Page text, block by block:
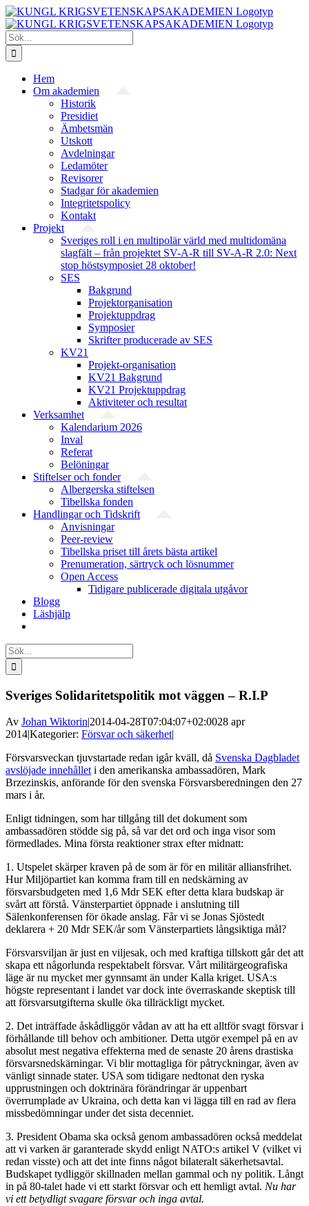
Fortsätt
till
innehållet
Sök
efter:
Hem
Om akademien
Historik
Presidiet
Ämbetsmän
Utskott
Avdelningar
Ledamöter
Revisorer
Stadgar för akademien
Integritetspolicy
Kontakt
Projekt
Sveriges roll i en multipolär värld med multidomäna
slagfält – från projektet SV-A-R till SV-A-R 2.0: Next
stop höstsymposiet 28 oktober!
SES
Bakgrund
Projekt­organisation
Projektuppdrag
Symposier
Skrifter producerade av SES
KV21
Projekt-organisation
KV21 Bakgrund
KV21 Projektuppdrag
Aktiviteter och resultat
Verksamhet
Kalendarium 2026
Inval
Referat
Belöningar
Stiftelser och fonder
Albergerska stiftelsen
Tibellska fonden
Handlingar och Tidskrift
Anvisningar
Peer-review
Tibellska priset till årets bästa artikel
Prenumeration, särtryck och lösnummer
Open Access
Tidigare publicerade digitala utgåvor
Blogg
Läshjälp
Sök
efter:
Sveriges Solidaritetspolitik mot väggen – R.I.P
Av Johan Wiktorin|2014-04-28T07:04:07+02:0028 apr
2014|Kategorier: Försvar och säkerhet|
Försvarsveckan tjuvstartade redan igår kväll, då Svenska Dagbladet
avslöjade innehålleti den amerikanska ambassadören, Mark
Brzezinskis, anförande för den svenska Försvarsberedningen den 27
mars i år.
Enligt tidningen, som har tillgång till det dokument som
ambassadören stödde sig på, så var det ord och inga visor som
förmedlades. Mina första reaktioner strax efter midnatt:
1. Utspelet skärper kraven på de som är för en militär alliansfrihet.
Hur Miljöpartiet kan komma fram till en nedskärning av
försvarsbudgeten med 1,6 Mdr SEK efter detta klara budskap är
svårt att förstå. Vänsterpartiet öppnade i anslutning till
Sälenkonferensen för ökade anslag. Får vi se Jonas Sjöstedt
deklarera + 20 Mdr SEK/år som Vänsterpartiets långsiktiga mål?
Försvarsviljan är just en viljesak, och med kraftiga tillskott går det att
skapa ett någorlunda respektabelt försvar. Vårt militärgeografiska
läge är nu mycket mer gynnsamt än under Kalla kriget. USA:s
högste representant i landet var dock inte överraskande skeptisk till
att försvarsutgifterna skulle öka tillräckligt mycket.
2. Det inträffade åskådliggör vådan av att ha ett alltför svagt försvar i
förhållande till behov och ambitioner. Detta utgör exempel på en av
absolut mest negativa effekterna med de senaste 20 årens drastiska
försvarsnedskärningar. Vi blir mottagliga för påtryckningar, även av
vänligt sinnade stater. USA som tidigare nedtonat den ryska
upprustningen och doktrinära förändringar är uppenbart
överrumplade av Ukraina, och detta kan vi lägga till en rad av flera
missbedömningar under det sista decenniet.
3. President Obama ska också genom ambassadören också meddelat
att vi varken är garanterade skydd enligt NATO:s artikel V (vilket vi
redan visste) och att det inte finns något bilateralt säkerhetsavtal.
Budskapet tydliggör skillnaden mellan gammal och ny politik. Långt
in på 80-talet hade vi ett starkt försvar och ett hemligt avtal. Nu har
vi ett betydligt svagare försvar och inga avtal.